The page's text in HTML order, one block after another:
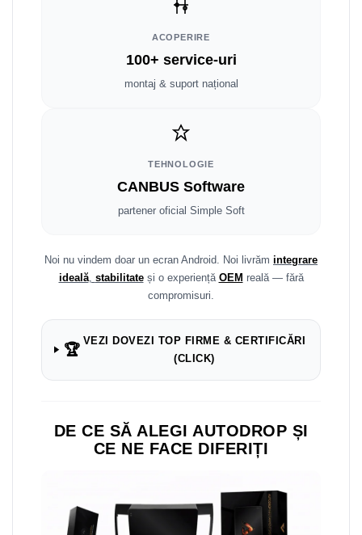
Dodge
Navigații auto universale
Navigații universale 2DIN
Navigații universale 1DIN
Rame adaptoare auto
Rame adaptoare Ford
ACOPERIRE
100+ service-uri
montaj & suport național
TEHNOLOGIE
CANBUS Software
partener oficial Simple Soft
Noi nu vindem doar un ecran Android. Noi livrăm integrare
ideală, stabilitateși o experiență OEM reală — fără
compromisuri.
🏆
VEZI DOVEZI TOP FIRME & CERTIFICĂRI
(CLICK)
DE CE SĂ ALEGI AUTODROP ȘI
CE NE FACE DIFERIȚI